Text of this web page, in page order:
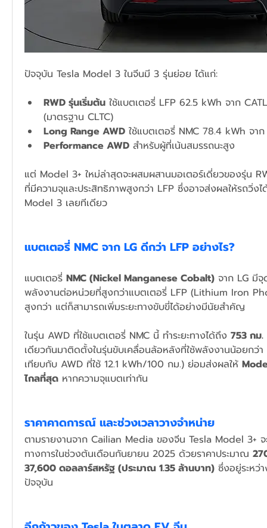
ปัจจุบัน Tesla Model 3 ในจีนมี 3 รุ่นย่อย ได้แก่:
RWD รุ่นเริ่มต้น ใช้แบตเตอรี่ LFP 62.5 kWh จาก
(มาตรฐาน CLTC)
Long Range AWD ใช้แบตเตอรี่ NMC 78.4 kWh จา
Performance AWD สำหรับผู้ที่เน้นสมรรถนะสูง
แต่ Model 3+ ใหม่ล่าสุดจะผสมผสานมอเตอร์เดี่ยวของรุ่น
ที่มีความจุและประสิทธิภาพสูงกว่า LFP ซึ่งอาจส่งผลให้รถวิ่งไ
Model 3 เลยทีเดียว
แบตเตอรี่ NMC จาก LG ดีกว่า LFP อย่างไร?
แบตเตอรี่ NMC (Nickel Manganese Cobalt) จาก LG มีจุ
พลังงานต่อหน่วยที่สูงกว่าแบตเตอรี่ LFP (Lithium Iron
สูงกว่า แต่ก็สามารถเพิ่มระยะทางขับขี่ได้อย่างมีนัยสำคัญ
ในรุ่น AWD ที่ใช้แบตเตอรี่ NMC นี้ ทำระยะทางได้ถึง 753 กม.
เดียวกันมาติดตั้งในรุ่นขับเคลื่อนล้อหลังที่ใช้พลังงานน้อยกว่
เทียบกับ AWD ที่ใช้ 12.1 kWh/100 กม.) ย่อมส่งผลให้
ไกลที่สุด หากความจุแบตเท่ากัน
ราคาคาดการณ์ และช่วงเวลาวางจำหน่าย
ตามรายงานจาก Cailian Media ของจีน Tesla Model 3+ จ
ทางการในช่วงต้นเดือนกันยายน 2025 ด้วยราคาประมาณ
37,600 ดอลลาร์สหรัฐ (ประมาณ 1.35 ล้านบาท) ซึ่งอยู่ระหว่
ปัจจุบัน